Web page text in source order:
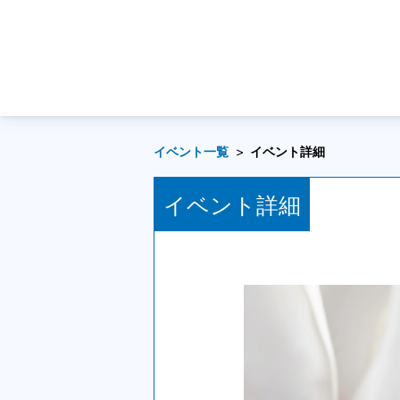
イベント一覧 イベント詳細
イベント詳細